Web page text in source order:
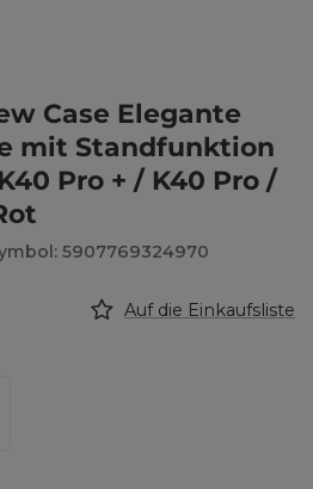
Case Elegante
mit Standfunktion
Pro + / K40 Pro /
5907769324970
Auf die Einkaufsliste